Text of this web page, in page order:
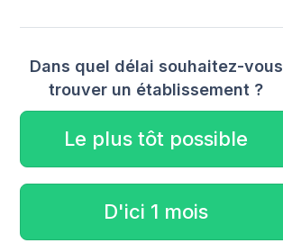
Dans quel délai souhaitez-vous
trouver un établissement ?
Le plus tôt possible
D'ici 1 mois